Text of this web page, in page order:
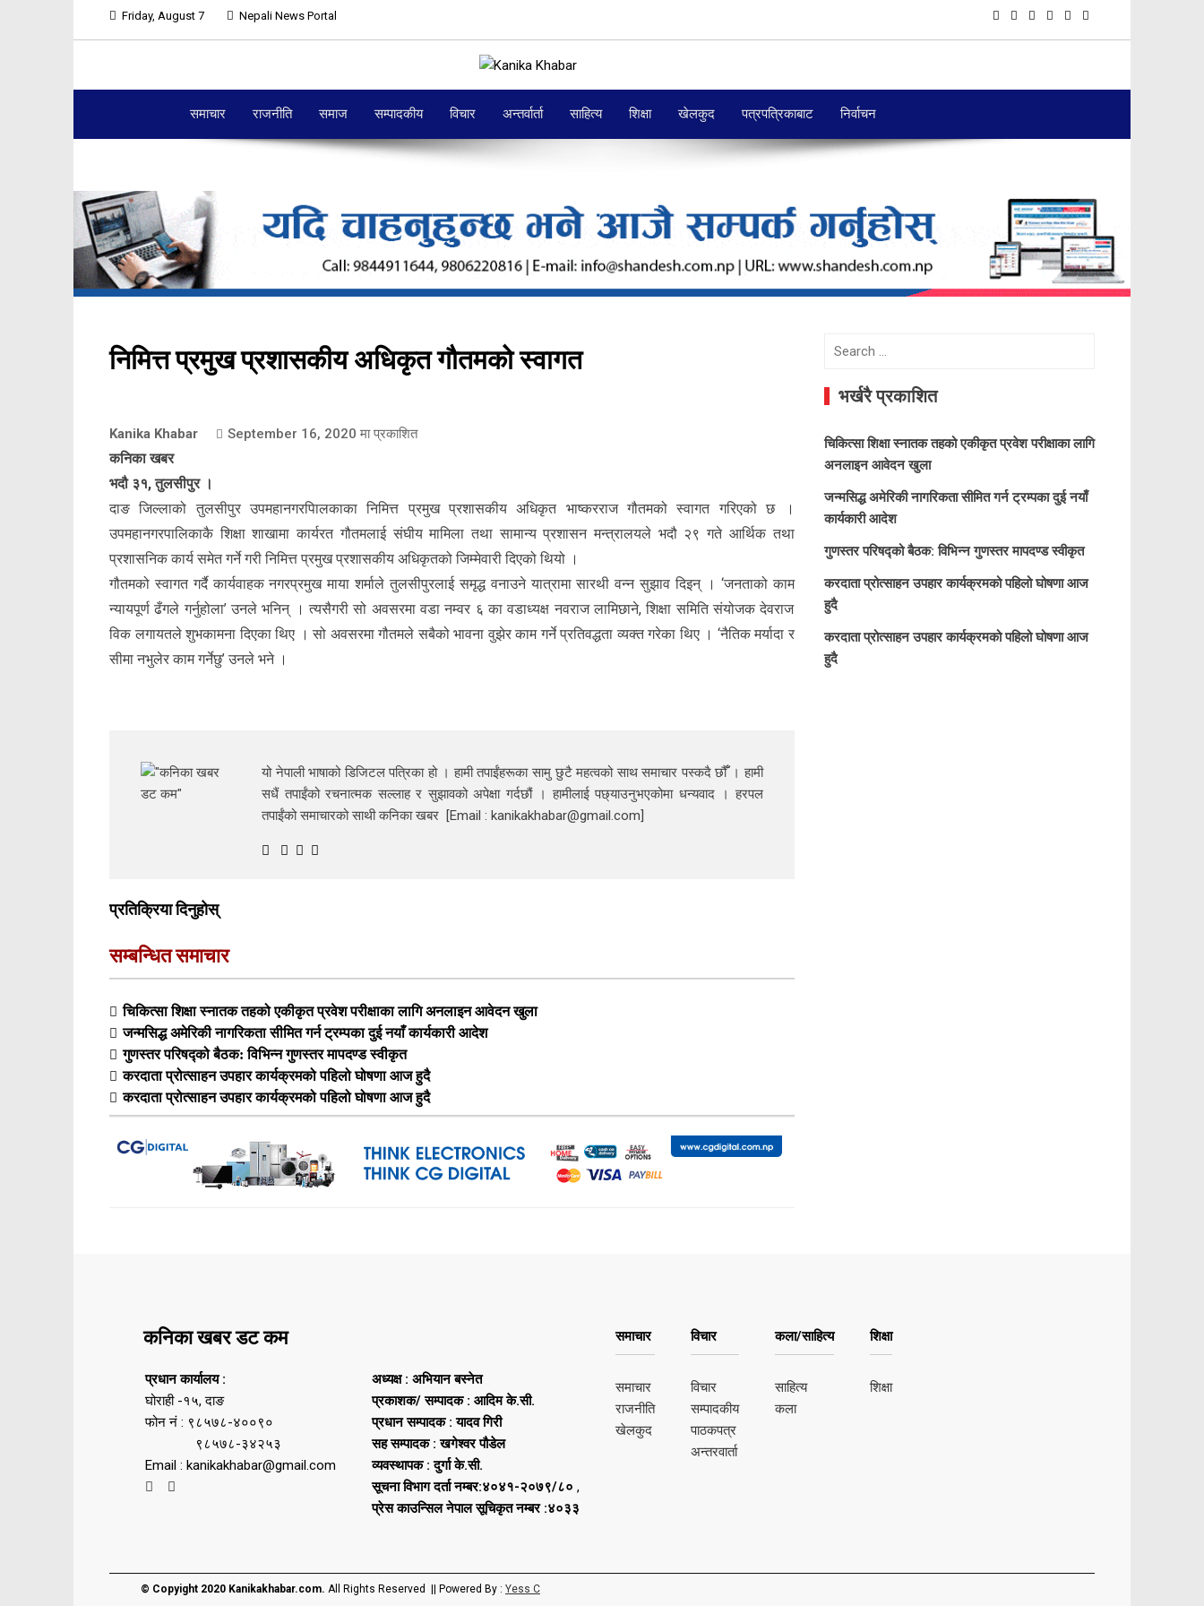
Friday, August 7 Nepali News Portal
समाचार राजनीति समाज सम्पादकीय विचार अन्तर्वार्ता साहित्य शिक्षा खेलकुद पत्रपत्रिकाबाट निर्वाचन
निमित्त प्रमुख प्रशासकीय अधिकृत गौतमको स्वागत
Kanika Khabar September 16, 2020 मा प्रकाशित
कनिका खबर
भदौ ३१, तुलसीपुर ।
दाङ जिल्लाको तुलसीपुर उपमहानगरपािलकाका निमित्त प्रमुख प्रशासकीय अधिकृत भाष्करराज गौतमको स्वागत गरिएको छ ।
उपमहानगरपालिकाकै शिक्षा शाखामा कार्यरत गौतमलाई संघीय मामिला तथा सामान्य प्रशासन मन्त्रालयले भदौ २९ गते आर्थिक तथा
प्रशासनिक कार्य समेत गर्ने गरी निमित्त प्रमुख प्रशासकीय अधिकृतको जिम्मेवारी दिएको थियो ।
गौतमको स्वागत गर्दै कार्यवाहक नगरप्रमुख माया शर्माले तुलसीपुरलाई समृद्ध वनाउने यात्रामा सारथी वन्न सुझाव दिइन् । ‘जनताको काम
न्यायपूर्ण ढँगले गर्नुहोला’ उनले भनिन् । त्यसैगरी सो अवसरमा वडा नम्वर ६ का वडाध्यक्ष नवराज लामिछाने, शिक्षा समिति संयोजक देवराज
विक लगायतले शुभकामना दिएका थिए । सो अवसरमा गौतमले सबैको भावना वुझेर काम गर्ने प्रतिवद्धता व्यक्त गरेका थिए । ‘नैतिक मर्यादा र
सीमा नभुलेर काम गर्नेछु’ उनले भने ।
यो नेपाली भाषाको डिजिटल पत्रिका हो । हामी तपाईंहरूका सामु छुटै महत्वको साथ समाचार पस्कदै छौँँ । हामी
सधैं तपाईंको रचनात्मक सल्लाह र सुझावको अपेक्षा गर्दछौं । हामीलाई पछ्याउनुभएकोमा धन्यवाद । हरपल
तपाईंको समाचारको साथी कनिका खबर [Email : kanikakhabar@gmail.com]
प्रतिक्रिया दिनुहोस्
सम्बन्धित समाचार
चिकित्सा शिक्षा स्नातक तहको एकीकृत प्रवेश परीक्षाका लागि अनलाइन आवेदन खुला
जन्मसिद्ध अमेरिकी नागरिकता सीमित गर्न ट्रम्पका दुई नयाँ कार्यकारी आदेश
गुणस्तर परिषद्को बैठक: विभिन्न गुणस्तर मापदण्ड स्वीकृत
करदाता प्रोत्साहन उपहार कार्यक्रमको पहिलो घोषणा आज हुदै
करदाता प्रोत्साहन उपहार कार्यक्रमको पहिलो घोषणा आज हुदै
Search
भर्खरै प्रकाशित
चिकित्सा शिक्षा स्नातक तहको एकीकृत प्रवेश परीक्षाका लागि
अनलाइन आवेदन खुला
जन्मसिद्ध अमेरिकी नागरिकता सीमित गर्न ट्रम्पका दुई नयाँ
कार्यकारी आदेश
गुणस्तर परिषद्को बैठक: विभिन्न गुणस्तर मापदण्ड स्वीकृत
करदाता प्रोत्साहन उपहार कार्यक्रमको पहिलो घोषणा आज
हुदै
करदाता प्रोत्साहन उपहार कार्यक्रमको पहिलो घोषणा आज
हुदै
कनिका खबर डट कम
प्रधान कार्यालय :
घोराही -१५, दाङ
फोन नं : ९८५७८-४००९०
९८५७८-३४२५३
Email : kanikakhabar@gmail.com
अध्यक्ष : अभियान बस्नेत
प्रकाशक/ सम्पादक : आदिम के.सी.
प्रधान सम्पादक : यादव गिरी
सह सम्पादक : खगेश्वर पौडेल
व्यवस्थापक : दुर्गा के.सी.
सूचना विभाग दर्ता नम्बर:४०४१-२०७९/८० ,
प्रेस काउन्सिल नेपाल सूचिकृत नम्बर :४०३३
समाचार
समाचार
राजनीति
खेलकुद
विचार
विचार
सम्पादकीय
पाठकपत्र
अन्तरवार्ता
कला/साहित्य
साहित्य
कला
शिक्षा
शिक्षा
© Copyight 2020 Kanikakhabar.com. All Rights Reserved || Powered By : Yess C